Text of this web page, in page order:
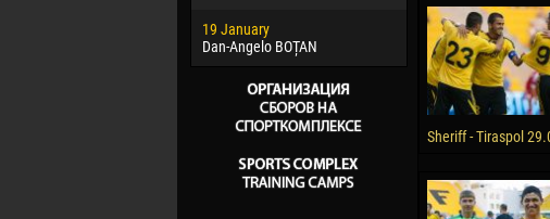
19 January
Dan-Angelo BOȚAN
28 March
Raí LOPES DE
Sheriff - Tiraspol